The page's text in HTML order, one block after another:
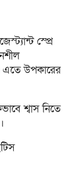
স্প্রে
এতে উপকারের
শ্বাস নিতে